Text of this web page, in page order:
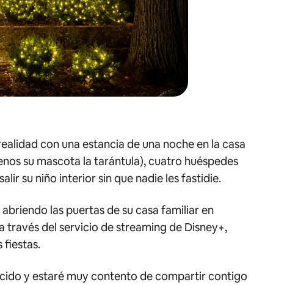
con una estancia de una noche en la casa
su mascota la tarántula), cuatro huéspedes
su niño interior sin que nadie les fastidie.
las puertas de su casa familiar en
través del servicio de streaming de Disney+,
fiestas.
y estaré muy contento de compartir contigo